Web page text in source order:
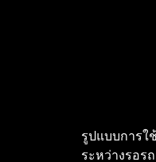
รูปแบบการใ
ระหว่างรอร